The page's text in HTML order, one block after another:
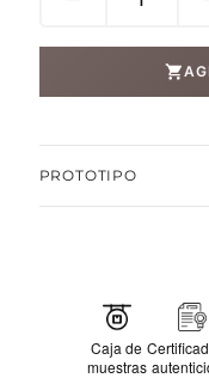
PROTOTIPO
Caja de
muestras